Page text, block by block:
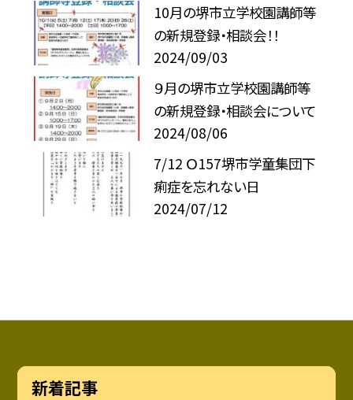
10月の堺市立学校園講師等
の新規登録・相談会！！
2024/09/03
９月の堺市立学校園講師等
の新規登録・相談会について
2024/08/06
7/12 Ｏ157堺市学童集団下
痢症を忘れない日
2024/07/12
新着記事